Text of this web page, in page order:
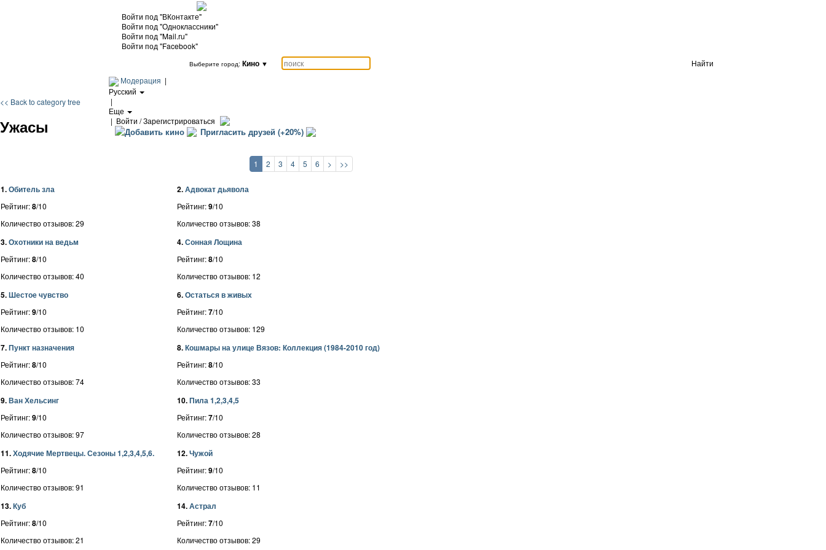
Войти под "ВКонтакте"
Войти под "Одноклассники"
Войти под "Mail.ru"
Войти под "Facebook"
Выберите город: Кино ▼
Найти
Модерация |
Русский
|
Еще
| Войти / Зарегистрироваться
Добавить кино Пригласить друзей (+20%)
<< Back to category tree
Ужасы
1 2 3 4 5 6 > >>
1.Обитель зла
Рейтинг:8/10
Количество отзывов: 29
2.Адвокат дьявола
Рейтинг:9/10
Количество отзывов: 38
3.Охотники на ведьм
Рейтинг:8/10
Количество отзывов: 40
4.Сонная Лощина
Рейтинг:8/10
Количество отзывов: 12
5.Шестое чувство
Рейтинг:9/10
Количество отзывов: 10
6.Остаться в живых
Рейтинг:7/10
Количество отзывов: 129
7.Пункт назначения
Рейтинг:8/10
Количество отзывов: 74
8.Кошмары на улице Вязов: Коллекция (1984-2010 год)
Рейтинг:8/10
Количество отзывов: 33
9.Ван Хельсинг
Рейтинг:9/10
Количество отзывов: 97
10.Пила 1,2,3,4,5
Рейтинг:7/10
Количество отзывов: 28
11.Ходячие Мертвецы. Сезоны 1,2,3,4,5,6.
Рейтинг:8/10
Количество отзывов: 91
12.Чужой
Рейтинг:9/10
Количество отзывов: 11
13.Куб
Рейтинг:8/10
Количество отзывов: 21
14.Астрал
Рейтинг:7/10
Количество отзывов: 29